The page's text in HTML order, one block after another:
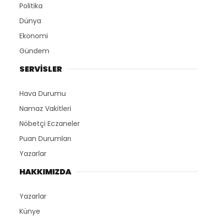
Politika
Dünya
Ekonomi
Gündem
SERVİSLER
Hava Durumu
Namaz Vakitleri
Nöbetçi Eczaneler
Puan Durumları
Yazarlar
HAKKIMIZDA
Yazarlar
Künye